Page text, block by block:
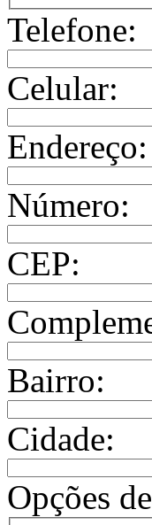
Telefone:
Celular:
Endereço:
Número:
CEP:
Bairro:
Cidade:
Opções